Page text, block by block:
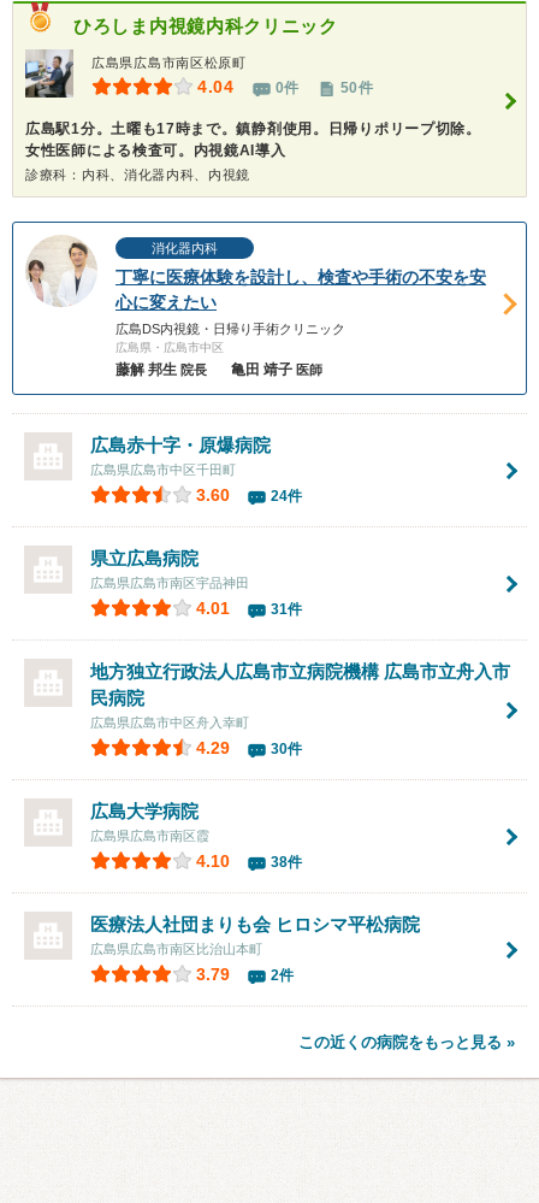
ひろしま内視鏡内科クリニック
広島県広島市南区松原町
4.04 0件 50件
広島駅1分。土曜も17時まで。鎮静剤使用。日帰りポリープ切除。
女性医師による検査可。内視鏡AI導入
診療科：内科、消化器内科、内視鏡
消化器内科
丁寧に医療体験を設計し、検査や手術の不安を安
心に変えたい
広島DS内視鏡・日帰り手術クリニック
広島県・広島市中区
藤解 邦生 院長 亀田 靖子 医師
広島赤十字・原爆病院
広島県広島市中区千田町
3.60 24件
県立広島病院
広島県広島市南区宇品神田
4.01 31件
地方独立行政法人広島市立病院機構 広島市立舟入市
民病院
広島県広島市中区舟入幸町
4.29 30件
広島大学病院
広島県広島市南区霞
4.10 38件
医療法人社団まりも会 ヒロシマ平松病院
広島県広島市南区比治山本町
3.79 2件
この近くの病院をもっと見る »